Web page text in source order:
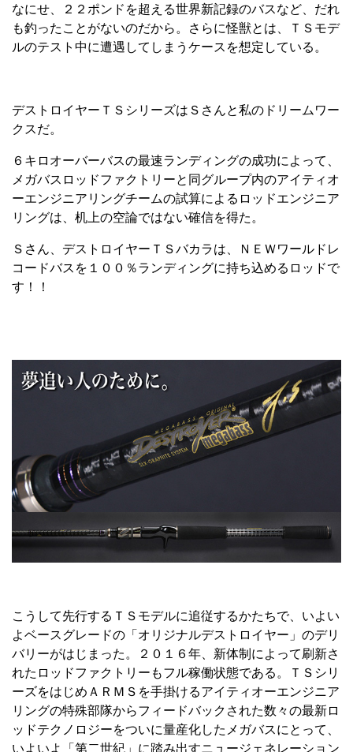
なにせ、２２ポンドを超える世界新記録のバスなど、だれ
も釣ったことがないのだから。さらに怪獣とは、ＴＳモデ
ルのテスト中に遭遇してしまうケースを想定している。
デストロイヤーＴＳシリーズはＳさんと私のドリームワー
クスだ。
６キロオーバーバスの最速ランディングの成功によって、
メガバスロッドファクトリーと同グループ内のアイティオ
ーエンジニアリングチームの試算によるロッドエンジニア
リングは、机上の空論ではない確信を得た。
Ｓさん、デストロイヤーＴＳバカラは、ＮＥＷワールドレ
コードバスを１００％ランディングに持ち込めるロッドで
す！！
こうして先行するＴＳモデルに追従するかたちで、いよい
よベースグレードの「オリジナルデストロイヤー」のデリ
バリーがはじまった。２０１６年、新体制によって刷新さ
れたロッドファクトリーもフル稼働状態である。ＴＳシリ
ーズをはじめＡＲＭＳを手掛けるアイティオーエンジニア
リングの特殊部隊からフィードバックされた数々の最新ロ
ッドテクノロジーをついに量産化したメガバスにとって、
いよいよ「第二世紀」に踏み出すニュージェネレーション